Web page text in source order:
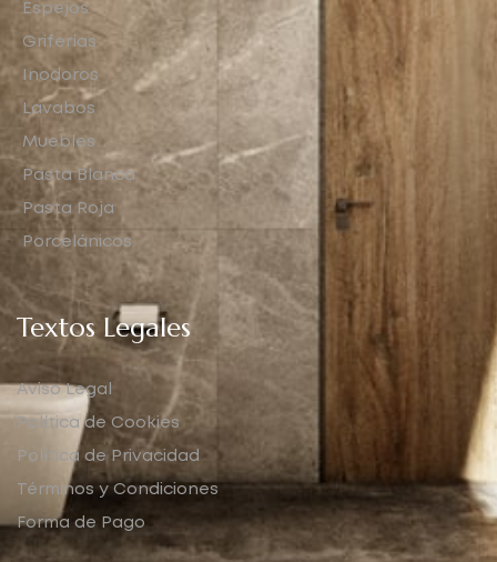
Espejos
Griferías
Inodoros
Lavabos
Muebles
Pasta Blanca
Pasta Roja
Porcelánicos
Textos Legales
Aviso Legal
Política de Cookies
Política de Privacidad
Términos y Condiciones
Forma de Pago